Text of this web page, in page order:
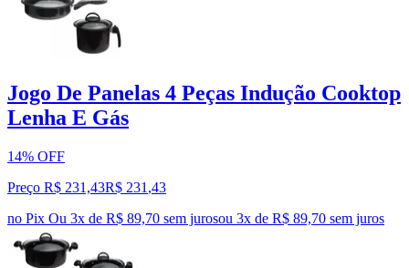
Jogo De Panelas 4 Peças Indução Cooktop
Lenha E Gás
14% OFF
Preço R$ 231,43R$ 231 ,43
no Pix Ou 3x de R$ 89,70 sem jurosou 3x de R$ 89,70 sem juros